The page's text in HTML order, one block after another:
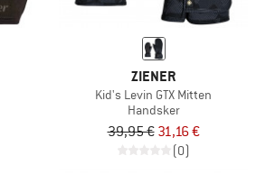
ZIENER
Kid's Levin GTX Mitten
Handsker
39,95 € 31,16 €
(0)